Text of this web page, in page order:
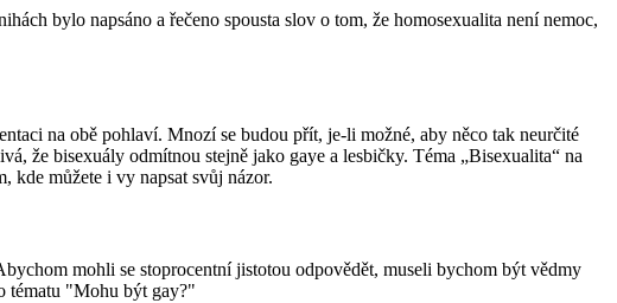
bylo napsáno a řečeno spousta slov o tom, že homosexualita není nemoc,
na obě pohlaví. Mnozí se budou přít, je-li možné, aby něco tak neurčité
že bisexuály odmítnou stejně jako gaye a lesbičky. Téma „Bisexualita“ na
kde můžete i vy napsat svůj názor.
mohli se stoprocentní jistotou odpovědět, museli bychom být vědmy
tématu "Mohu být gay?"